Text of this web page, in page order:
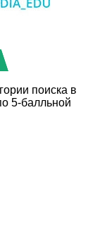
поиска в
5-балльной